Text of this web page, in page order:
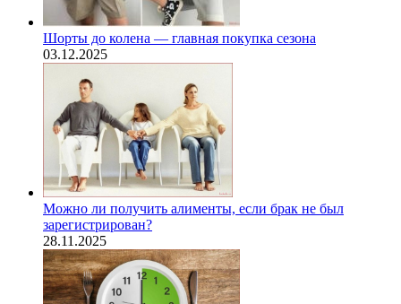
Шорты до колена — главная покупка сезона
03.12.2025
Можно ли получить алименты, если брак не был
зарегистрирован?
28.11.2025